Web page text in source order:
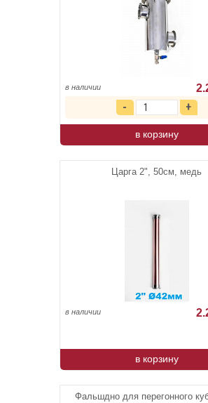
в наличии
в корзину
Царга 2", 50см, медь
в наличии
в корзину
Фальшдно для перегонного